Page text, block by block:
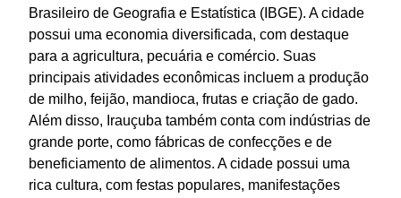
Brasileiro de Geografia e Estatística (IBGE). A cidade
possui uma economia diversificada, com destaque
para a agricultura, pecuária e comércio. Suas
principais atividades econômicas incluem a produção
de milho, feijão, mandioca, frutas e criação de gado.
Além disso, Irauçuba também conta com indústrias de
grande porte, como fábricas de confecções e de
beneficiamento de alimentos. A cidade possui uma
rica cultura, com festas populares, manifestações